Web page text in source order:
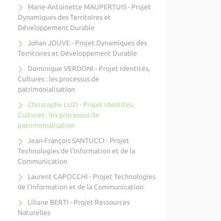
Marie-Antoinette MAUPERTUIS - Projet
Dynamiques des Territoires et
Développement Durable
Johan JOUVE - Projet Dynamiques des
Territoires et Développement Durable
Dominique VERDONI - Projet Identités,
Cultures : les processus de
patrimonialisation
Christophe LUZI - Projet Identités,
Cultures : les processus de
patrimonialisation
Jean-François SANTUCCI - Projet
Technologies de l'Information et de la
Communication
Laurent CAPOCCHI - Projet Technologies
de l'Information et de la Communication
Liliane BERTI - Projet Ressources
Naturelles